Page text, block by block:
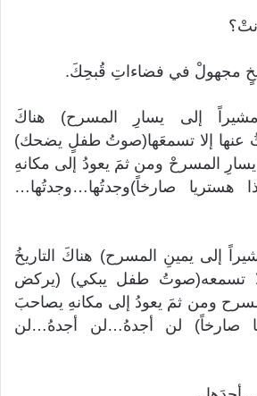
جثة1 مشيراً إلى يسارِ المسرح) هناكَ
عنها إلا تسمعَها(صوتُ طفلٍ يضحك)
باتجاهِ يسارِ المسرحْ ومن ثمَ يعودُ إلى مكانهِ
صارخاً)وجدتُها…وجدتُها…
إلى جثة2 مشيراً إلى يمينِ المسرح) هناكَ التاريخُ
تسمعه(صوتُ طفل يبكي) (يركض
المسرح ومن ثمَ يعودُ إلى مكانهِ يصاحبَ
صارخاً) لن أجدهُ…لن أجدهُ…لن